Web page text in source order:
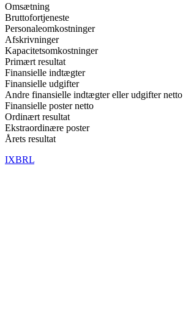
Omsætning
Bruttofortjeneste
Personaleomkostninger
Afskrivninger
Kapacitetsomkostninger
Primært resultat
Finansielle indtægter
Finansielle udgifter
Andre finansielle indtægter eller udgifter netto
Finansielle poster netto
Ordinært resultat
Ekstraordinære poster
Årets resultat
IXBRL